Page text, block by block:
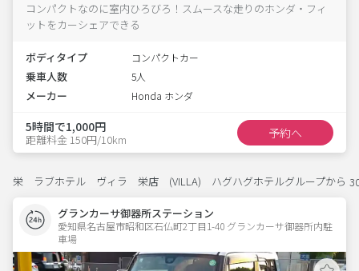
コンパクトなのに室内ひろびろ！スムースな走りのホンダ・フィ
ットをカーシェアできる
ボディタイプ コンパクトカー
乗車人数 5人
メーカー Honda ホンダ
5時間で1,000円
距離料金 150円/10km 予約へ
栄 ラブホテル ヴィラ 栄店 (VILLA) ハグハグホテルグループから
グランカーサ御器所ステーション
愛知県名古屋市昭和区石仏町2丁目1-40 グランカーサ御器所内駐
車場